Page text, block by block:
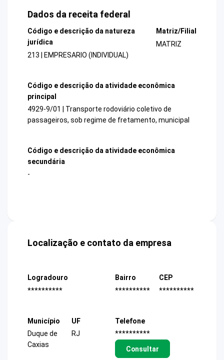
Dados da receita federal
Código e descrição da natureza
jurídica
213 | EMPRESARIO (INDIVIDUAL)
Matriz/Filial
MATRIZ
Código e descrição da atividade econômica
principal
4929-9/01 | Transporte rodoviário coletivo de
passageiros, sob regime de fretamento, municipal
Código e descrição da atividade econômica
secundária
-
Localização e contato da empresa
Logradouro
**********
Bairro
**********
CEP
**********
Município
Duque de
Caxias
UF
RJ
Telefone
**********
Consultar